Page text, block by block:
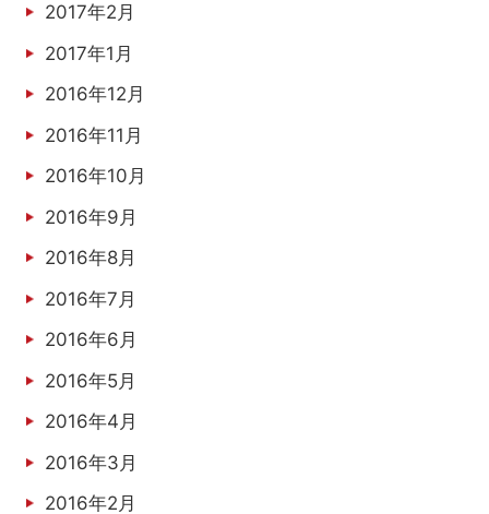
2017年2月
2017年1月
2016年12月
2016年11月
2016年10月
2016年9月
2016年8月
2016年7月
2016年6月
2016年5月
2016年4月
2016年3月
2016年2月